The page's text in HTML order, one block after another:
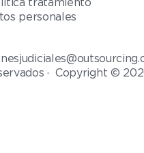
personales
· Copyright ©